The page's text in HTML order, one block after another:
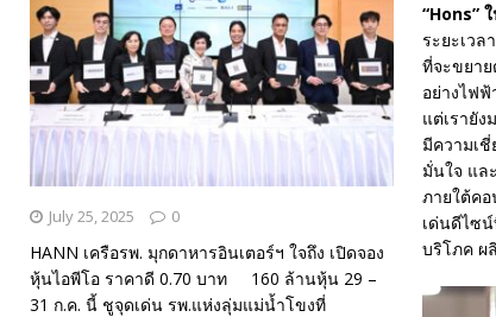
“Hons”
ระยะเว
ที่จะขยาย
อย่างไฟ
แต่เรายั
มีความเชี่
มั่นใจ แล
ภายใต้ค
เด่นดีไซ
บริโภค ผ
July 25, 2025 0
HANN เครือรพ. มุกดาหารอินเตอร์ฯ ใจถึง เปิดจอง
หุ้นไอพีโอ ราคาดี 0.70 บาท 160 ล้านหุ้น 29 –
31 ก.ค. นี้ ชูจุดเด่น รพ.แห่งลุ่มแม่น้ำโขงที่